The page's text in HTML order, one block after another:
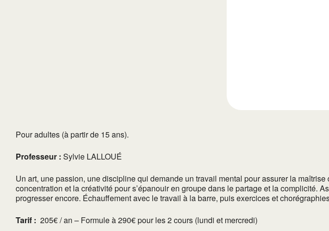
Pour adultes (à partir de 15 ans).
Professeur : Sylvie LALLOUÉ
Un art, une passion, une discipline qui demande un travail mental pour assurer la
concentration et la créativité pour s’épanouir en groupe dans le partage et la
progresser encore. Échauffement avec le travail à la barre, puis exercices et
Tarif : 205€ / an – Formule à 290€ pour les 2 cours (lundi et mercredi)